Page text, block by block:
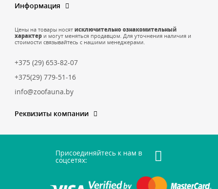
Информация
Цены на товары носят исключительно ознакомительный
характер и могут меняться продавцом. Для уточнения наличия и
стоимости связывайтесь с нашими менеджерами.
+375 (29) 653-82-07
+375(29) 779-51-16
info@zoofauna.by
Реквизиты компании
Присоединяйтесь к нам в
соцсетях: